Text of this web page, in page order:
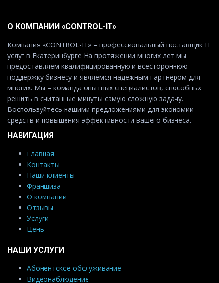
О КОМПАНИИ «CONTROL-IT»
Компания «CONTROL-IT» – профессиональный поставщик IT
услуг в Екатеринбурге На протяжении многих лет мы
предоставляем квалифицированную и всестороннюю
поддержку бизнесу и являемся надежным партнером для
многих. Мы – команда опытных специалистов, способных
решить в считанные минуты самую сложную задачу.
Воспользуйтесь нашими предложениями для экономии
средств и повышения эффективности вашего бизнеса.
НАВИГАЦИЯ
Главная
Контакты
Наши клиенты
Франшиза
О компании
Отзывы
Услуги
Цены
НАШИ УСЛУГИ
Абонентское обслуживание
Видеонаблюдение